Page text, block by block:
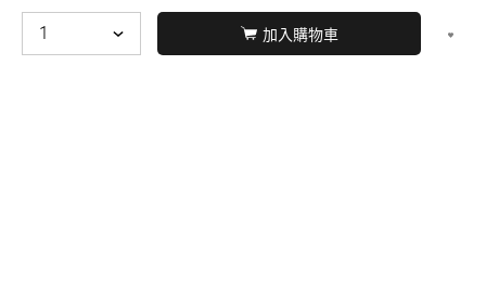
加入購物車
© BERNARD 2021 WEBDESIGN